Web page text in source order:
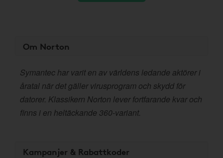
Om Norton
Symantec har varit en av världens ledande aktörer i
åratal när det gäller virusprogram och skydd för
datorer. Klassikern Norton lever fortfarande kvar och
finns i en heltäckande 360-variant.
Kampanjer & Rabattkoder